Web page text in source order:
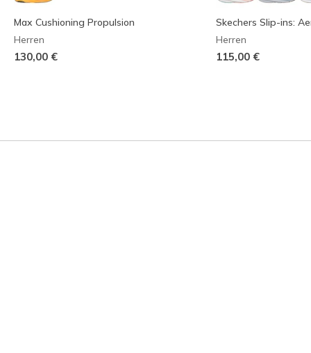
Max Cushioning Propulsion
Herren
130,00 €
Skechers Slip-ins:
Herren
115,00 €